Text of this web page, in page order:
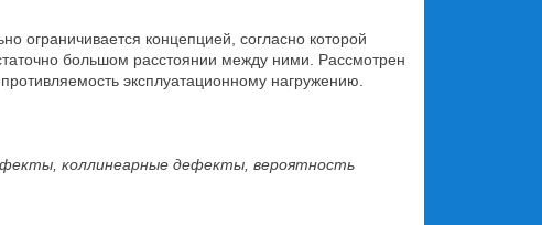
ограничивается концепцией, согласно которой
большом расстоянии между ними. Рассмотрен
эксплуатационному нагружению.
коллинеарные дефекты, вероятность